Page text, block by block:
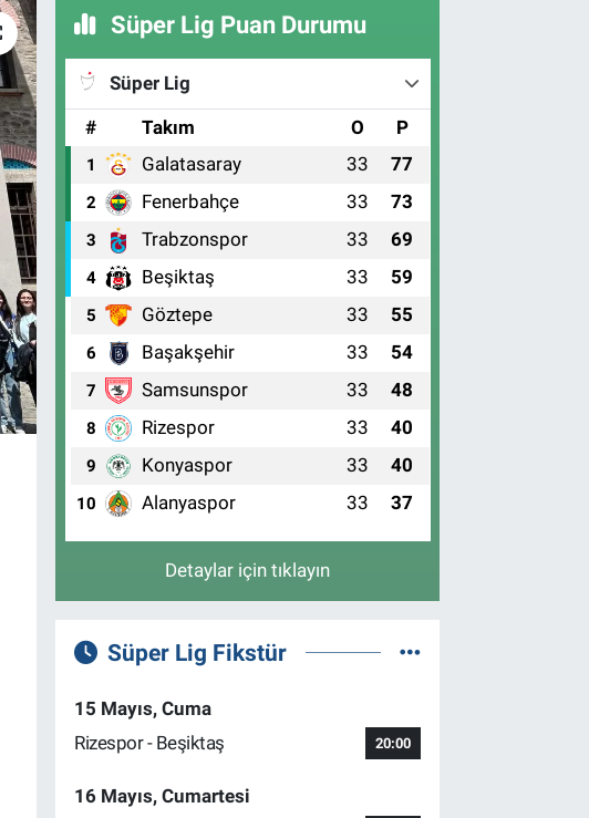
Süper Lig Puan Durumu
Süper Lig
#
Takım O P
1 Galatasaray 33 77
2 Fenerbahçe 33 73
3 Trabzonspor 33 69
4 Beşiktaş 33 59
5 Göztepe 33 55
6 Başakşehir 33 54
7 Samsunspor 33 48
8 Rizespor 33 40
9 Konyaspor 33 40
10 Alanyaspor 33 37
Detaylar için tıklayın
Süper Lig Fikstür
15 Mayıs, Cuma
Rizespor - Beşiktaş
20:00
16 Mayıs, Cumartesi